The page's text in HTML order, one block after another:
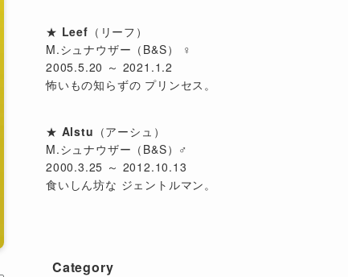
★ Leef （リーフ）
M.シュナウザー（B&S） ♀
2005.5.20 ～ 2021.1.2
怖いもの知らずの プリンセス。
★ Alstu （アーシュ）
M.シュナウザー（B&S）♂
2000.3.25 ～ 2012.10.13
食いしん坊な ジェントルマン。
Category